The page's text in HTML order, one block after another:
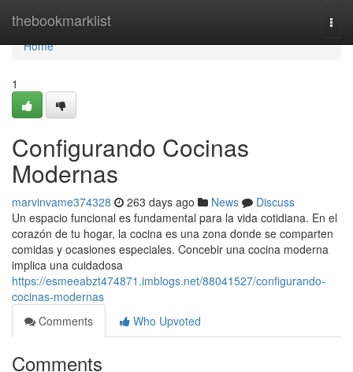
thebookmarklist
Home
Home
1
Configurando Cocinas
Modernas
marvinvame374328 263 days ago News
Discuss
Un espacio funcional es fundamental para la vida cotidiana. En el
corazón de tu hogar, la cocina es una zona donde se comparten
comidas y ocasiones especiales. Concebir una cocina moderna
implica una cuidadosa
https://esmeeabzt474871.imblogs.net/88041527/configurando-
cocinas-modernas
Comments
Who Upvoted
Comments